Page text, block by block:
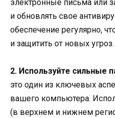
электронные письма или
и обновлять свое
обеспечение регулярно,
и защитить от новых угроз.
2. Используйте сильные
это один из ключевых
вашего компьютера.
(в верхнем и нижнем